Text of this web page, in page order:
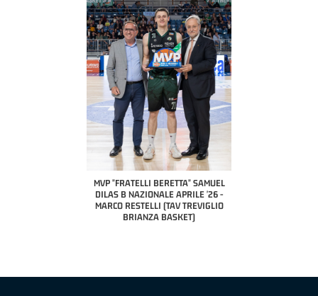
MVP "FRATELLI BERETTA" SAMUEL
DILAS B NAZIONALE APRILE '26 -
MARCO RESTELLI (TAV TREVIGLIO
BRIANZA BASKET)